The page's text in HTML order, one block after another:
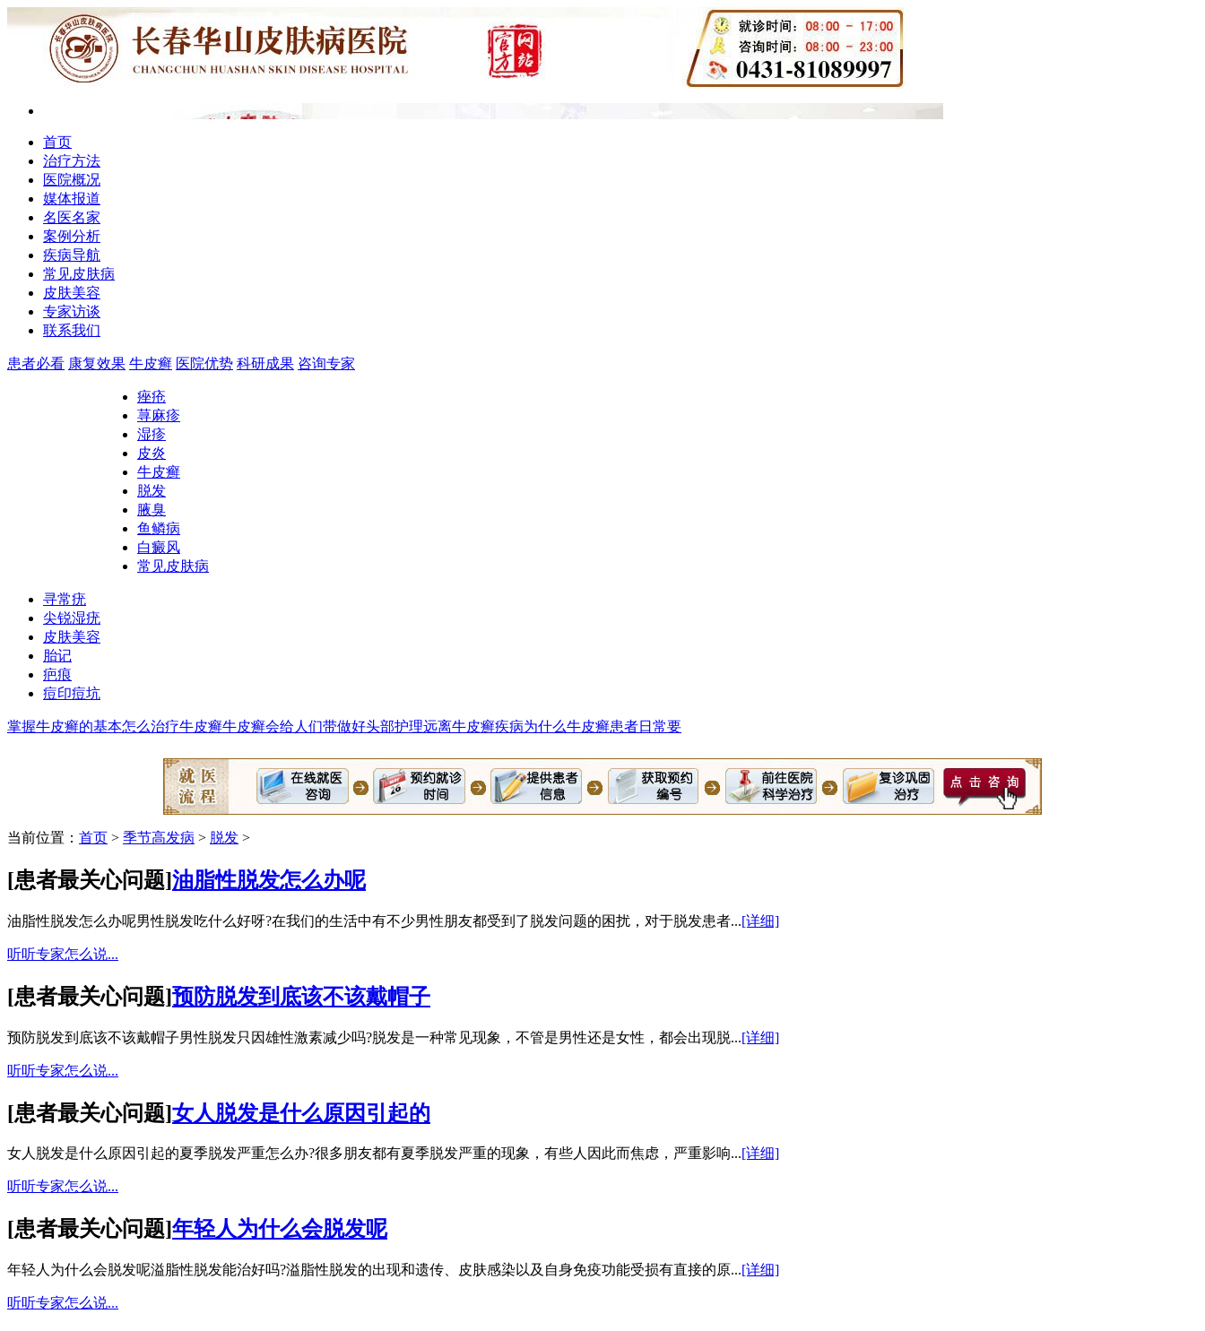
首页
治疗方法
医院概况
媒体报道
名医名家
案例分析
疾病导航
常见皮肤病
皮肤美容
专家访谈
联系我们
患者必看 康复效果 牛皮癣 医院优势 科研成果 咨询专家
痤疮
荨麻疹
湿疹
皮炎
牛皮癣
脱发
腋臭
鱼鳞病
白癜风
常见皮肤病
寻常疣
尖锐湿疣
皮肤美容
胎记
疤痕
痘印痘坑
掌握牛皮癣的基本怎么治疗牛皮癣牛皮癣会给人们带做好头部护理远离牛皮癣疾病为什么牛皮癣患者日常要
当前位置： 首页 > 季节高发病 > 脱发 >
[患者最关心问题]油脂性脱发怎么办呢
油脂性脱发怎么办呢男性脱发吃什么好呀?在我们的生活中有不少男性朋友都受到了脱发问题的困扰，对于脱发患者...[详细]
听听专家怎么说...
[患者最关心问题]预防脱发到底该不该戴帽子
预防脱发到底该不该戴帽子男性脱发只因雄性激素减少吗?脱发是一种常见现象，不管是男性还是女性，都会出现脱...[详细]
听听专家怎么说...
[患者最关心问题]女人脱发是什么原因引起的
女人脱发是什么原因引起的夏季脱发严重怎么办?很多朋友都有夏季脱发严重的现象，有些人因此而焦虑，严重影响...[详细]
听听专家怎么说...
[患者最关心问题]年轻人为什么会脱发呢
年轻人为什么会脱发呢溢脂性脱发能治好吗?溢脂性脱发的出现和遗传、皮肤感染以及自身免疫功能受损有直接的原...[详细]
听听专家怎么说...